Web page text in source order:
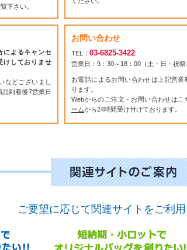
下さい。
によるキャンセ
けしておりませ
などございまし
到着後7営業日
お問い合わせ
TEL： 03-6825-3422
営業日：9：30～18：00（土・日・祝祭
お電話によるお問い合わせは上記営業
ります。
Webからのご注文・お問い合わせはこ
ームから24時間受け付けております。
ご要望に応じて関連サイトをご利